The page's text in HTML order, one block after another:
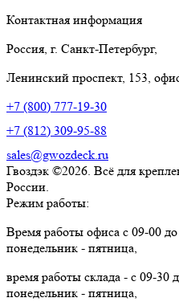
Контактная информация
Россия, г. Санкт-Петербург,
Ленинский проспект, 153,
+7 (800) 777-19-30
+7 (812) 309-95-88
sales@gwozdeck.ru
Гвоздэк ©2026. Всё для
России.
Режим работы:
Время работы офиса с 09-00
понедельник - пятница,
время работы склада - с 09-30
понедельник - пятница,